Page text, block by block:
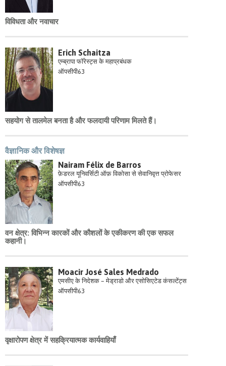
विविधता और नवाचार
Erich Schaitza
एम्ब्रापा फॉरेस्ट्स के महाप्रबंधक
ऑपसीपी63
सहयोग से तालमेल बनता है और फलदायी परिणाम मिलते हैं।
वैज्ञानिक और विशेषज्ञ
Nairam Félix de Barros
फ़ेडरल यूनिवर्सिटी ऑफ़ विकोसा से सेवानिवृत्त प्रोफेसर
ऑपसीपी63
वन क्षेत्र: विभिन्न कारकों और कौशलों के एकीकरण की एक सफल
कहानी।
Moacir José Sales Medrado
एमसीए के निदेशक – मेड्राडो और एसोसिएटेड कंसल्टेंट्स
ऑपसीपी63
वृक्षारोपण क्षेत्र में सहक्रियात्मक कार्यवाहियाँ